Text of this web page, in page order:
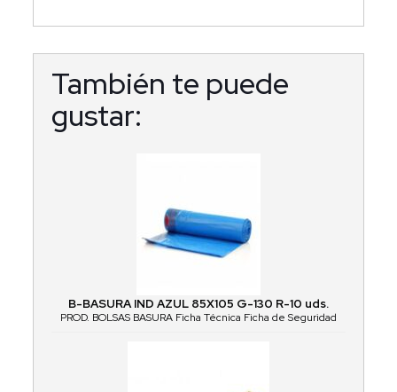
También te puede
gustar:
B-BASURA IND AZUL 85X105 G-130 R-10 uds.
PROD. BOLSAS BASURA Ficha Técnica Ficha de Seguridad